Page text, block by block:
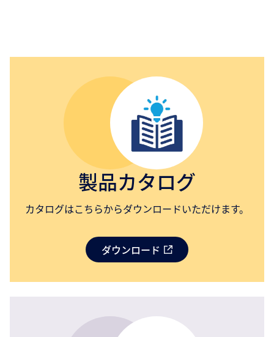
製品カタログ
カタログはこちらからダウンロードいただけます。
ダウンロード